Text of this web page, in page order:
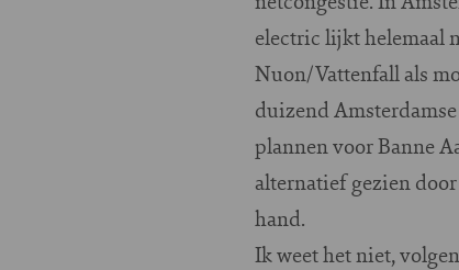
electric lijkt helemaal
Nuon/Vattenfall als
duizend
plannen voor Banne
alternatief gezien
hand.
Ik weet het niet,